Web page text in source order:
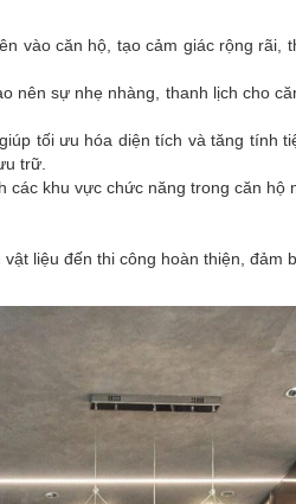
vào căn hộ, tạo cảm giác rộng rãi,
nên sự nhẹ nhàng, thanh lịch cho
tối ưu hóa diện tích và tăng tính
trữ.
khu vực chức năng trong căn hộ
liệu đến thi công hoàn thiện, đảm